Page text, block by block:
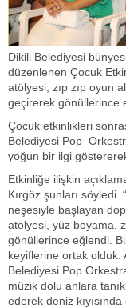
Dikili Belediyesi
düzenlenen Çocuk
atölyesi, zıp zıp oyun
geçirerek gönüllerince
Çocuk etkinlikleri
Belediyesi Pop
yoğun bir ilgi
Etkinliğe ilişkin
Kırgöz şunları söyledi
neşesiyle başlayan
atölyesi, yüz boyama,
gönüllerince eğlendi.
keyiflerine ortak olduk.
Belediyesi Pop
müzik dolu anlara
ederek deniz